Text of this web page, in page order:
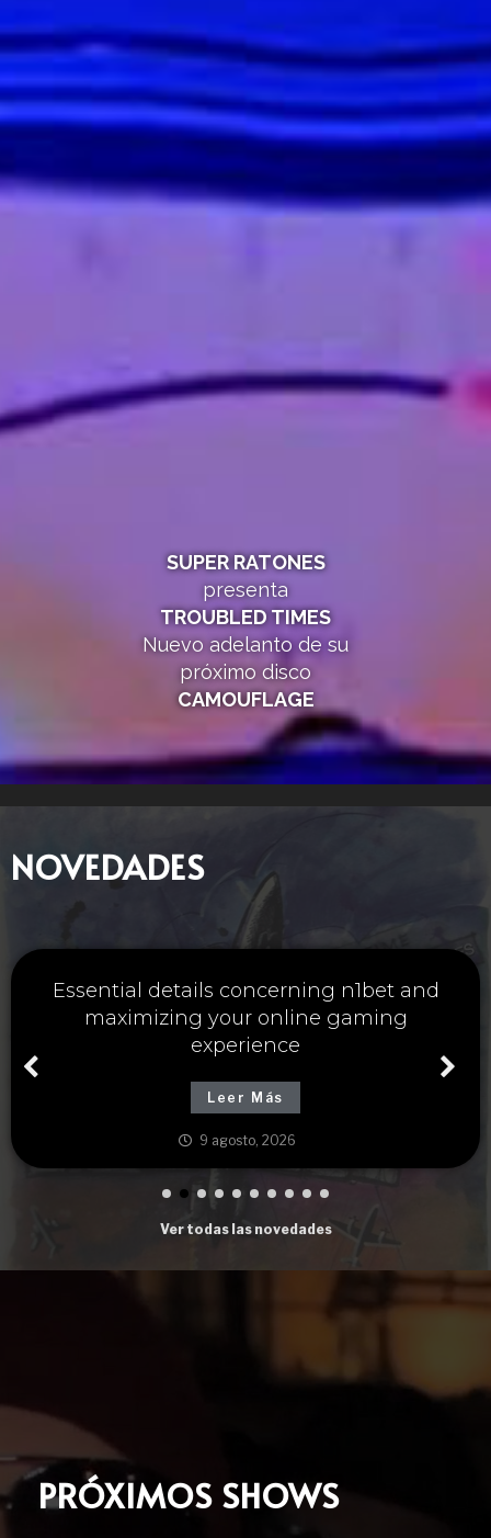
SUPER RATONES
presenta
TROUBLED TIMES
Nuevo adelanto de su
próximo disco
CAMOUFLAGE
NOVEDADES
Essential details concerning n1bet and
maximizing your online gaming
experience
Leer Más
9 agosto, 2026
Ver todas las novedades
PRÓXIMOS SHOWS